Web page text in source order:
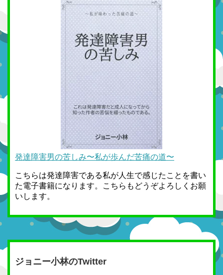
発達障害男の苦しみ〜私が歩んだ苦痛の道〜
こちらは発達障害である私が人生で感じたことを書い
た電子書籍になります。こちらもどうぞよろしくお願
いします。
ジョニー小林のTwitter